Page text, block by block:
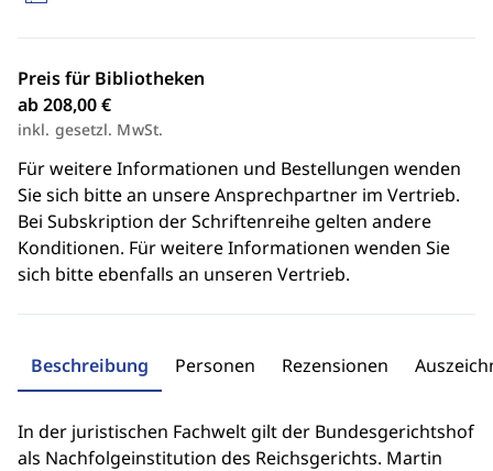
Preis für Bibliotheken
ab 208,00 €
inkl. gesetzl. MwSt.
Für weitere Informationen und Bestellungen wenden
Sie sich bitte an unsere Ansprechpartner im Vertrieb.
Bei Subskription der Schriftenreihe gelten andere
Konditionen. Für weitere Informationen wenden Sie
sich bitte ebenfalls an unseren Vertrieb.
Beschreibung Personen Rezensionen
In der juristischen Fachwelt gilt der Bundesgerichtshof
als Nachfolgeinstitution des Reichsgerichts. Martin